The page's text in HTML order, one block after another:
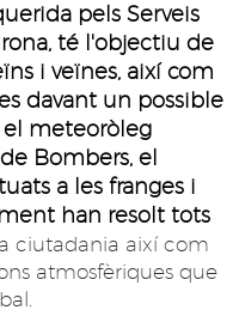
pels Serveis
té l'objectiu de
i veïnes, així com
davant un possible
el meteoròleg
Bombers, el
a les franges i
han resolt tots
ciutadania així com
atmosfèriques que